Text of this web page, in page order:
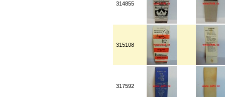
314855
315108
317592